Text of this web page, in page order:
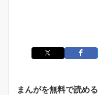
まんがを無料で読め